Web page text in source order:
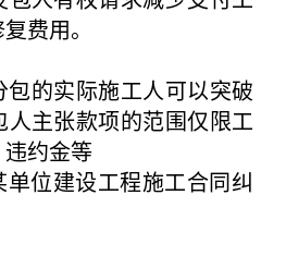
费用。
的实际施工人可以突破
主张款项的范围仅限工
约金等
建设工程施工合同纠